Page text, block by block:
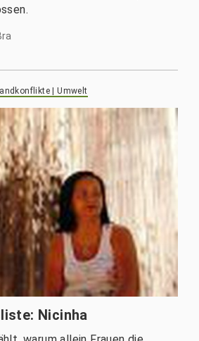
| Umwelt
Nicinha